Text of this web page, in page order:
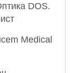
DOS.
Medical